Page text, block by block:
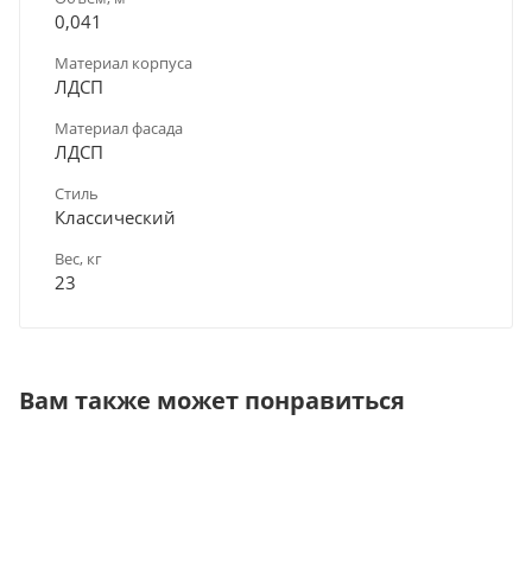
0,041
Материал корпуса
ЛДСП
Материал фасада
ЛДСП
Стиль
Классический
Вес, кг
23
Вам также может понравиться